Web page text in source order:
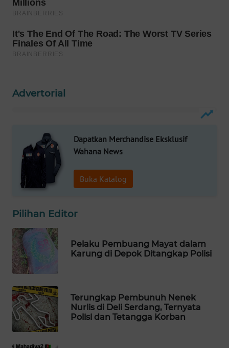
Advertorial
Dapatkan Merchandise Eksklusif
Wahana News
Buka Katalog
Pilihan Editor
Pelaku Pembuang Mayat dalam
Karung di Depok Ditangkap Polisi
Terungkap Pembunuh Nenek
Nurlis di Deli Serdang, Ternyata
Polisi dan Tetangga Korban
WAHANA
INFRASTRUKTUR
WAHANA
KONSUMEN
LISTRIK
WAHANA
WAHANANEWS
CO ID
WAHANANEWS
WAHANA
SPORT
WAHANA